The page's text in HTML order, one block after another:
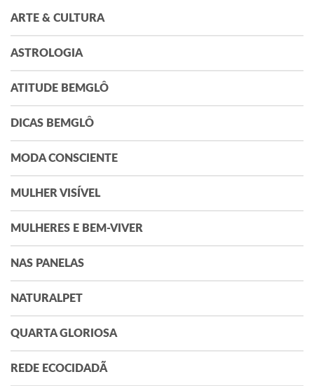
ARTE & CULTURA
ASTROLOGIA
ATITUDE BEMGLÔ
DICAS BEMGLÔ
MODA CONSCIENTE
MULHER VISÍVEL
MULHERES E BEM-VIVER
NAS PANELAS
NATURALPET
QUARTA GLORIOSA
REDE ECOCIDADÃ